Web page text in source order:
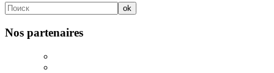
Nos partenaires